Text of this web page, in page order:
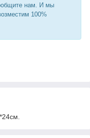
нам. И мы
100%